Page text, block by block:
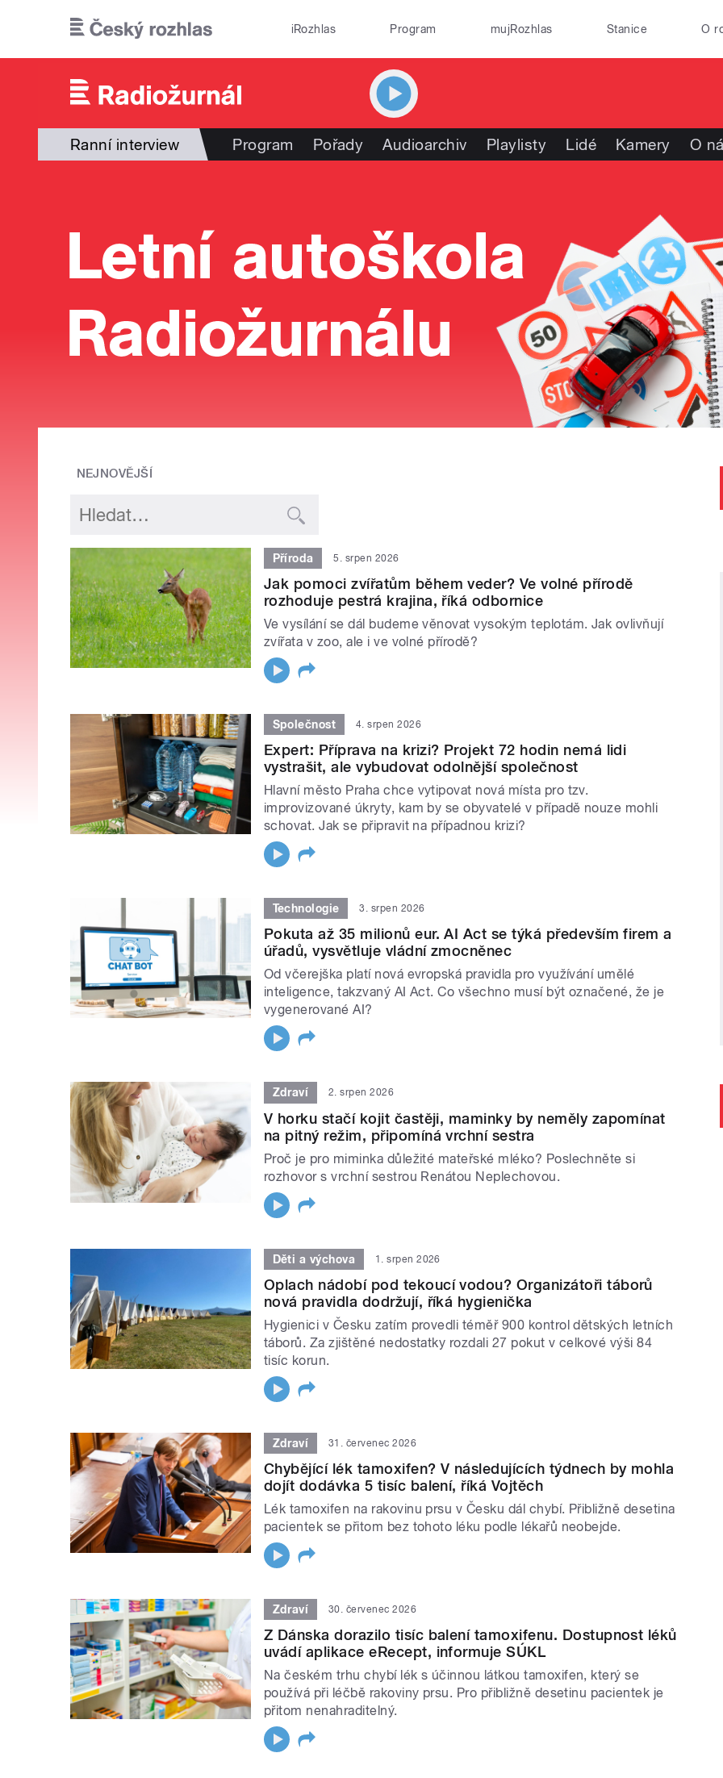
iRozhlas Program mujRozhlas Stanice O
Ranní interview Program Pořady Audioarchiv Playlisty Lidé Kamery O
NEJNOVĚJŠÍ
Příroda 5. srpen 2026
Jak pomoci zvířatům během veder? Ve volné přírodě
rozhoduje pestrá krajina, říká odbornice
Ve vysílání se dál budeme věnovat vysokým teplotám. Jak ovlivňují
zvířata v zoo, ale i ve volné přírodě?
Společnost 4. srpen 2026
Expert: Příprava na krizi? Projekt 72 hodin nemá lidi
vystrašit, ale vybudovat odolnější společnost
Hlavní město Praha chce vytipovat nová místa pro tzv.
improvizované úkryty, kam by se obyvatelé v případě nouze mohli
schovat. Jak se připravit na případnou krizi?
Technologie 3. srpen 2026
Pokuta až 35 milionů eur. AI Act se týká především firem a
úřadů, vysvětluje vládní zmocněnec
Od včerejška platí nová evropská pravidla pro využívání umělé
inteligence, takzvaný AI Act. Co všechno musí být označené, že je
vygenerované AI?
Zdraví 2. srpen 2026
V horku stačí kojit častěji, maminky by neměly zapomínat
na pitný režim, připomíná vrchní sestra
Proč je pro miminka důležité mateřské mléko? Poslechněte si
rozhovor s vrchní sestrou Renátou Neplechovou.
Děti a výchova 1. srpen 2026
Oplach nádobí pod tekoucí vodou? Organizátoři táborů
nová pravidla dodržují, říká hygienička
Hygienici v Česku zatím provedli téměř 900 kontrol dětských letních
táborů. Za zjištěné nedostatky rozdali 27 pokut v celkové výši 84
tisíc korun.
Zdraví 31. červenec 2026
Chybějící lék tamoxifen? V následujících týdnech by mohla
dojít dodávka 5 tisíc balení, říká Vojtěch
Lék tamoxifen na rakovinu prsu v Česku dál chybí. Přibližně desetina
pacientek se přitom bez tohoto léku podle lékařů neobejde.
Zdraví 30. červenec 2026
Z Dánska dorazilo tisíc balení tamoxifenu. Dostupnost léků
uvádí aplikace eRecept, informuje SÚKL
Na českém trhu chybí lék s účinnou látkou tamoxifen, který se
používá při léčbě rakoviny prsu. Pro přibližně desetinu pacientek je
přitom nenahraditelný.